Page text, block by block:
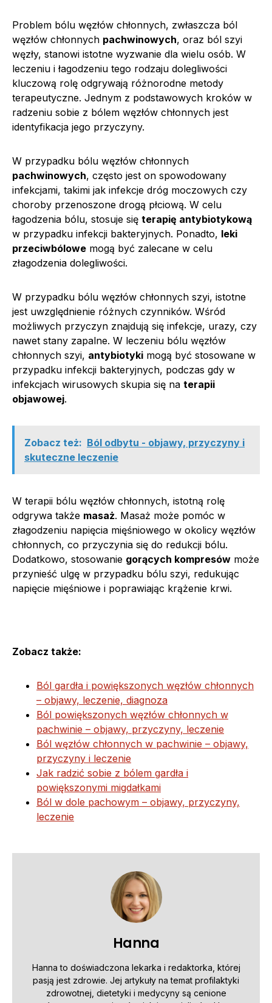
Problem bólu węzłów chłonnych, zwłaszcza ból
węzłów chłonnych pachwinowych, oraz ból szyi
węzły, stanowi istotne wyzwanie dla wielu osób. W
leczeniu i łagodzeniu tego rodzaju dolegliwości
kluczową rolę odgrywają różnorodne metody
terapeutyczne. Jednym z podstawowych kroków w
radzeniu sobie z bólem węzłów chłonnych jest
identyfikacja jego przyczyny.
W przypadku bólu węzłów chłonnych
pachwinowych, często jest on spowodowany
infekcjami, takimi jak infekcje dróg moczowych czy
choroby przenoszone drogą płciową. W celu
łagodzenia bólu, stosuje się terapię antybiotykową
w przypadku infekcji bakteryjnych. Ponadto, leki
przeciwbólowe mogą być zalecane w celu
złagodzenia dolegliwości.
W przypadku bólu węzłów chłonnych szyi, istotne
jest uwzględnienie różnych czynników. Wśród
możliwych przyczyn znajdują się infekcje, urazy, czy
nawet stany zapalne. W leczeniu bólu węzłów
chłonnych szyi, antybiotyki mogą być stosowane w
przypadku infekcji bakteryjnych, podczas gdy w
infekcjach wirusowych skupia się na terapii
objawowej.
Zobacz też: Ból odbytu - objawy, przyczyny i
skuteczne leczenie
W terapii bólu węzłów chłonnych, istotną rolę
odgrywa także masaż. Masaż może pomóc w
złagodzeniu napięcia mięśniowego w okolicy węzłów
chłonnych, co przyczynia się do redukcji bólu.
Dodatkowo, stosowanie gorących kompresów może
przynieść ulgę w przypadku bólu szyi, redukując
napięcie mięśniowe i poprawiając krążenie krwi.
Zobacz także:
Ból gardła i powiększonych węzłów chłonnych
– objawy, leczenie, diagnoza
Ból powiększonych węzłów chłonnych w
pachwinie – objawy, przyczyny, leczenie
Ból węzłów chłonnych w pachwinie – objawy,
przyczyny i leczenie
Jak radzić sobie z bólem gardła i
powiększonymi migdałkami
Ból w dole pachowym – objawy, przyczyny,
leczenie
Hanna
Hanna to doświadczona lekarka i redaktorka, której
pasją jest zdrowie. Jej artykuły na temat profilaktyki
zdrowotnej, dietetyki i medycyny są cenione